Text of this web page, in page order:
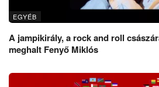
EGYÉB
A jampikirály, a rock and roll
meghalt Fenyő Miklós